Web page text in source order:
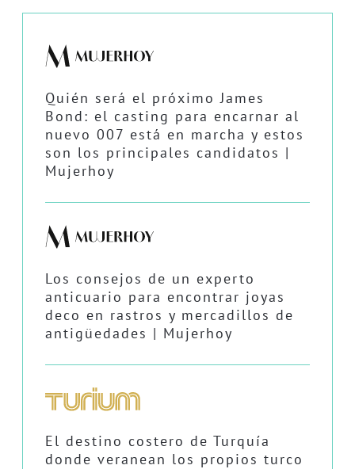
Quién será el próximo James
Bond: el casting para encarnar al
nuevo 007 está en marcha y estos
son los principales candidatos |
Mujerhoy
Los consejos de un experto
anticuario para encontrar joyas
deco en rastros y mercadillos de
antigüedades | Mujerhoy
El destino costero de Turquía
donde veranean los propios turco